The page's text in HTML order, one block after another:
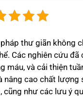
thư giãn không
Các nghiên cứu
và cải thiện
cao chất
như các lưu ý